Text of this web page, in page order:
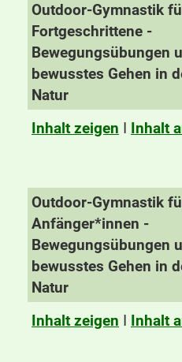
Outdoor-Gymnastik
Fortgeschrittene -
Bewegungsübungen
bewusstes Gehen in
Natur
Inhalt zeigen I Inhalt
Outdoor-Gymnastik
Anfänger*innen -
Bewegungsübungen
bewusstes Gehen in
Natur
Inhalt zeigen I Inhalt